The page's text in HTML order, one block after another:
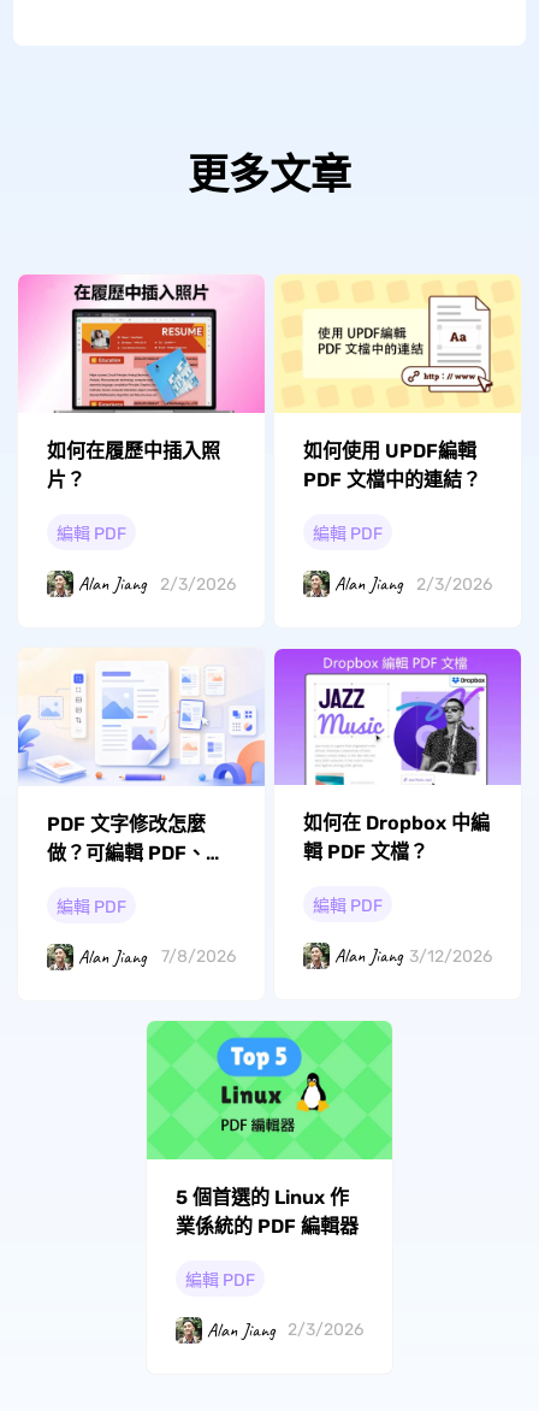
更多文章
如何在履歷中插入照
片？
編輯 PDF
Alan Jiang 2/3/2026
如何使用 UPDF編輯
PDF 文檔中的連結？
編輯 PDF
Alan Jiang 2/3/2026
PDF 文字修改怎麼
做？可編輯 PDF、掃
編輯 PDF
Alan Jiang 7/8/2026
如何在 Dropbox 中編
輯 PDF 文檔？
編輯 PDF
Alan Jiang 3/12/2026
5 個首選的 Linux 作
業係統的 PDF 編輯器
編輯 PDF
Alan Jiang 2/3/2026